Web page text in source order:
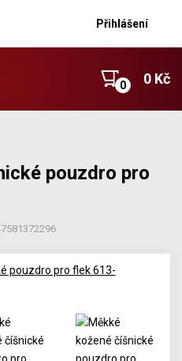
Přihlášení
0 Kč
pouzdro pro